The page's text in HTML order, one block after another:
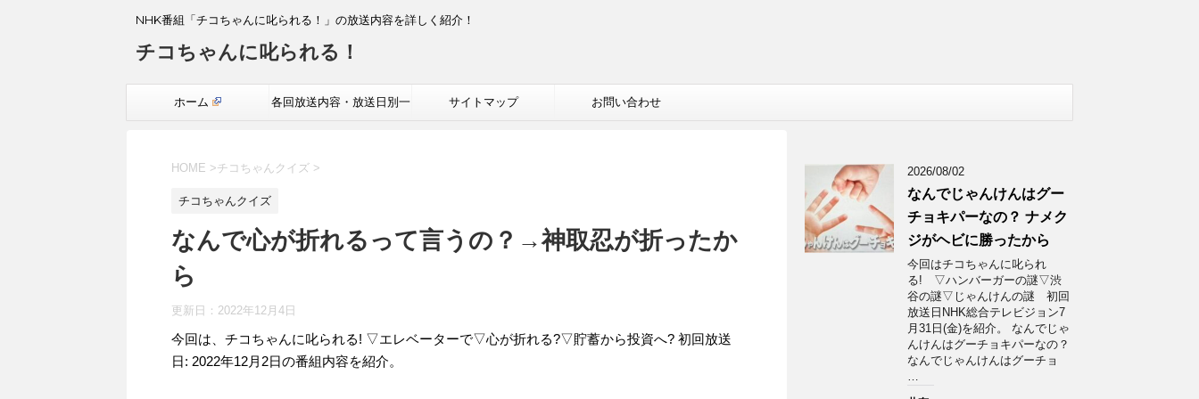
NHK番組「チコちゃんに叱られる！」の放送内容を詳しく紹介！
チコちゃんに叱られる！
ホーム 各回放送内容・放送日別一 サイトマップ お問い合わせ
HOME >チコちゃんクイズ >
チコちゃんクイズ
なんで心が折れるって言うの？→神取忍が折ったか
ら
更新日： 2022年12月4日
今回は、チコちゃんに叱られる! ▽エレベーターで▽心が折れる?▽貯蓄から投資へ? 初回放送
日: 2022年12月2日の番組内容を紹介。
2026/08/02
なんでじゃんけんはグー
チョキパーなの？ ナメク
ジがヘビに勝ったから
今回はチコちゃんに叱られ
る! ▽ハンバーガーの謎▽渋
谷の謎▽じゃんけんの謎 初回
放送日NHK総合テレビジョン7
月31日(金)を紹介。 なんでじゃ
んけんはグーチョキパーなの？
なんでじゃんけんはグーチョ
…